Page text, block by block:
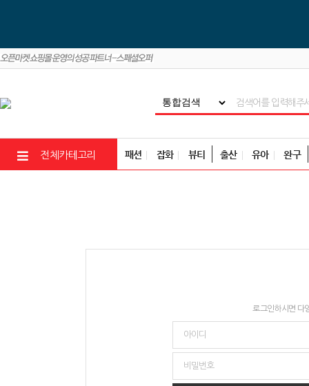
전체카테고리 패션 잡화 뷰티 출산 유아 완구
로그인하시면 다